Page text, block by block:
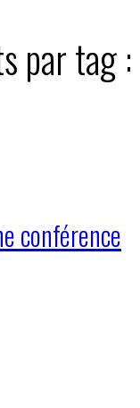
par tag :
conférence